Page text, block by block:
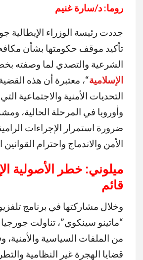
روما: د/سارة غنيم
جددت رئيسة الوزراء الإيطالية
تأكيد موقف حكومتها بشأن
الشرعية والتصدي لما وصفته
الإسلامية“، معتبرة أن هذه
التحديات الأمنية والاجتماعية
وأوروبا في المرحلة الحالية،
ضرورة استمرار الإجراءات
الأمن والاندماج واحترام القوانين
ميلوني: خطر الأصولية
قائم
وخلال مشاركتها في برنامج
“ماتينو سينكوي”، تناولت
من الملفات السياسية والأمنية،
قضايا الهجرة غير النظامية